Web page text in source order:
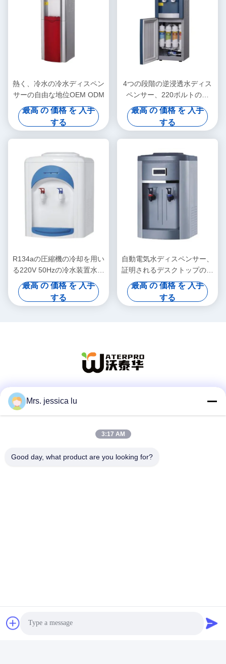
熱く、冷水の冷水ディスペン
サーの自由な地位OEM ODM
最高 の 価格 を 入手
する
4つの段階の逆浸透水ディス
ペンサー、220ボルトの熱
く、冷水のクーラー
最高 の 価格 を 入手
する
R134aの圧縮機の冷却を用い
る220V 50Hzの冷水装置水デ
ィスペンサー
最高 の 価格 を 入手
する
自動電気水ディスペンサー、
証明されるデスクトップの冷
水装置のセリウム
最高 の 価格 を 入手
する
ソーシャル メディア
中国 良質 飲料水の充填機 提供者 著作権 2023-2026 Shenzhen
Waterpro Tech Co., Ltd. . 複製権所有。
Mrs. jessica lu
3:17 AM
Good day, what product are you looking for?